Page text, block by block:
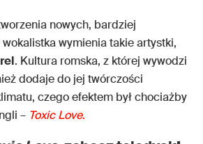
nowych, bardziej
wymienia takie artystki,
. Kultura romska, z której wywodzi
dodaje do jej twórczości
czego efektem był chociażby
– Toxic Love.